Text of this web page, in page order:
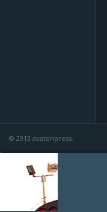
© 2013 avatonpress.